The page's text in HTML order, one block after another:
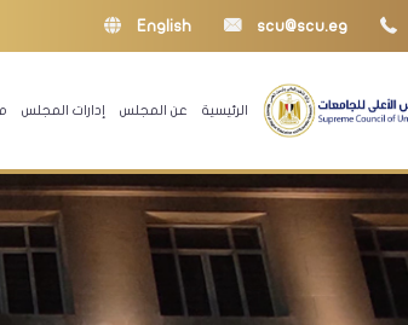
scu@scu.eg
English
الرئيسية عن المجلس إدارات المجلس